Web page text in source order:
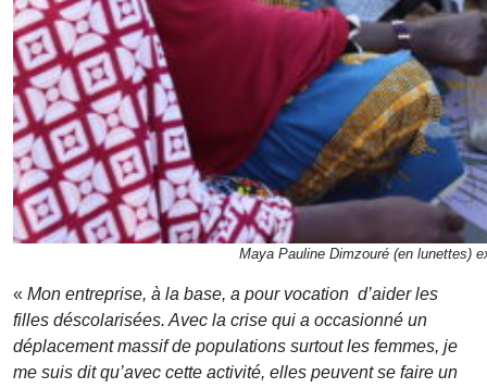
Maya Pauline Dimzouré (en lunettes)
« Mon entreprise, à la base, a pour vocation d’aider les
filles déscolarisées. Avec la crise qui a occasionné un
déplacement massif de populations surtout les femmes, je
me suis dit qu’avec cette activité, elles peuvent se faire un